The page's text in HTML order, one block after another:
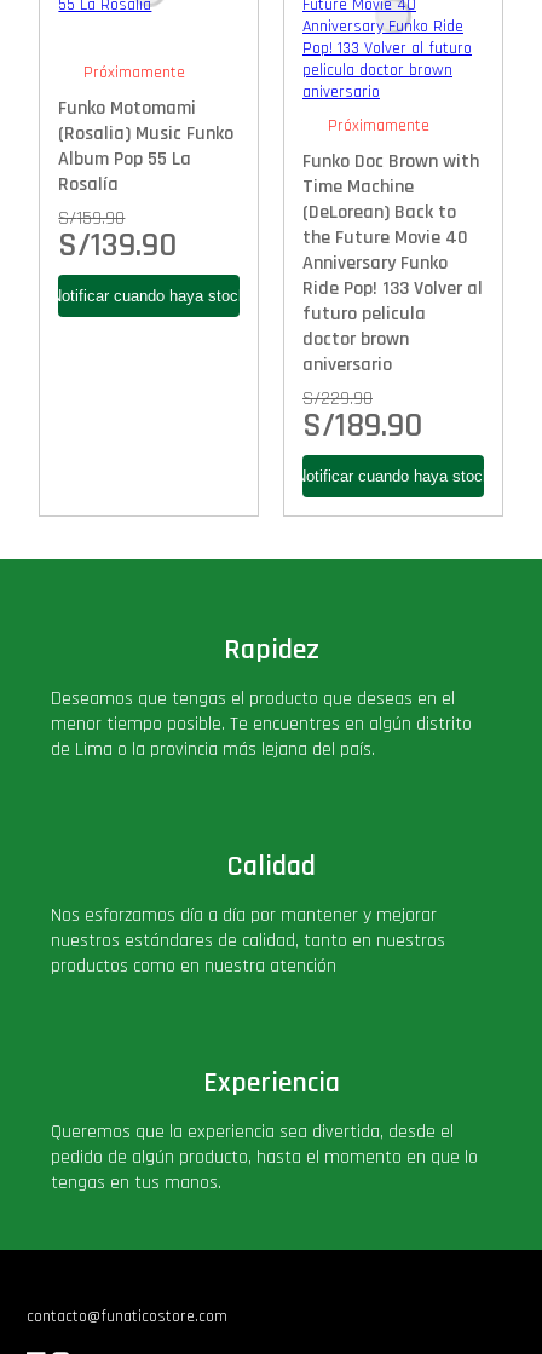
Próximamente
Funko Motomami
(Rosalia) Music Funko
Album Pop 55 La
Rosalía
S/159.90
S/139.90
Próximamente
Funko Doc Brown with
Time Machine
(DeLorean) Back to
the Future Movie 40
Anniversary Funko
Ride Pop! 133 Volver al
futuro pelicula
doctor brown
aniversario
S/229.90
S/189.90
Rapidez
Deseamos que tengas el producto que deseas en el
menor tiempo posible. Te encuentres en algún distrito
de Lima o la provincia más lejana del país.
Calidad
Nos esforzamos día a día por mantener y mejorar
nuestros estándares de calidad, tanto en nuestros
productos como en nuestra atención
Experiencia
Queremos que la experiencia sea divertida, desde el
pedido de algún producto, hasta el momento en que lo
tengas en tus manos.
contacto@funaticostore.com